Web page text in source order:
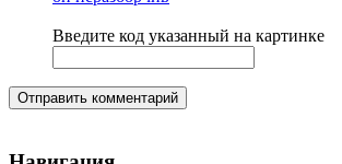
Введите код указанный на картинке
Отправить комментарий